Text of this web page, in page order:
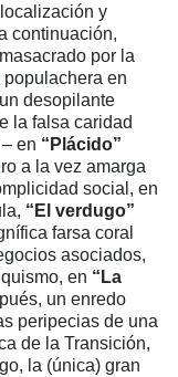
y
continuación,
por la
en
desopilante
la falsa caridad
en “Plácido”
a la vez amarga
social, en
“El verdugo”
farsa coral
asociados,
en “La
un enredo
peripecias de una
de la Transición,
la (única) gran